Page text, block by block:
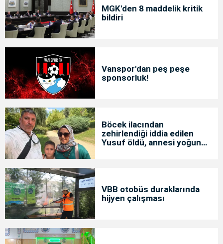
MGK'den 8 maddelik kritik
bildiri
Vanspor'dan peş peşe
sponsorluk!
Böcek ilacından
zehirlendiği iddia edilen
Yusuf öldü, annesi yoğun
VBB otobüs duraklarında
hijyen çalışması